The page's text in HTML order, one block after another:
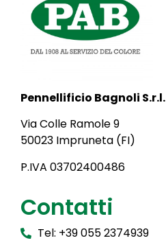
Pennellificio Bagnoli S.r.l.
Via Colle Ramole 9
50023 Impruneta (FI)
P.IVA 03702400486
Contatti
Tel: +39 055 2374939